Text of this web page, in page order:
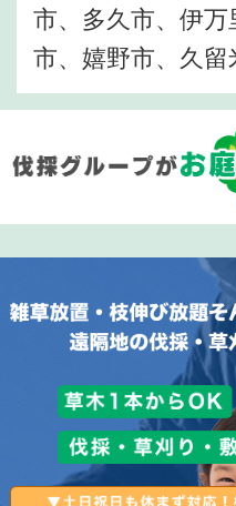
市、多久市、伊
市、嬉野市、久留